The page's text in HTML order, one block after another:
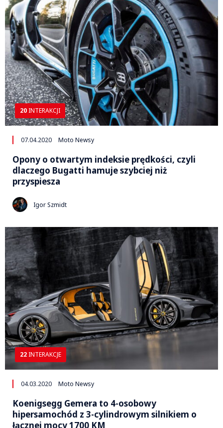
20 INTERAKCJI
07.04.2020 Moto Newsy
Opony o otwartym indeksie prędkości, czyli
dlaczego Bugatti hamuje szybciej niż
przyspiesza
Igor Szmidt
22 INTERAKCJE
04.03.2020 Moto Newsy
Koenigsegg Gemera to 4-osobowy
hipersamochód z 3-cylindrowym silnikiem o
łącznej mocy 1700 KM